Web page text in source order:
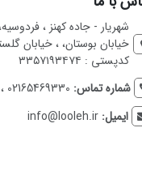
شهریار - جاده کهنز ،
کدپستی : ۳۳۵۷۱۹۳۴۷۴
شماره تماس: 02165469330 ، همراه : 09120809195
ایمیل: info@looleh.ir